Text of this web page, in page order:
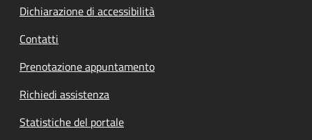
Dichiarazione di accessibilità
Contatti
Prenotazione appuntamento
Richiedi assistenza
Statistiche del portale